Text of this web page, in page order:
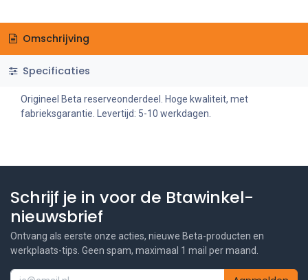
Omschrijving
Specificaties
Origineel Beta reserveonderdeel. Hoge kwaliteit, met
fabrieksgarantie. Levertijd: 5-10 werkdagen.
Schrijf je in voor de Btawinkel-
nieuwsbrief
Ontvang als eerste onze acties, nieuwe Beta-producten en
werkplaats-tips. Geen spam, maximaal 1 mail per maand.